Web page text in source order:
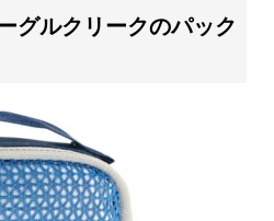
グルクリークのパック